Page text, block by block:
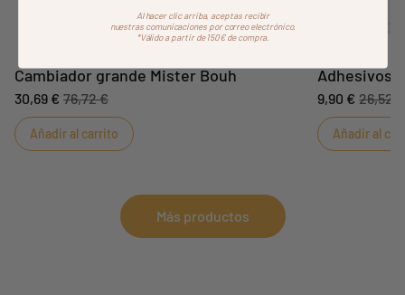
Cambiador grande Mister Bouh
30,69 € 76,72 €
Añadir al carrito
Adhesivos
9,90 € 26,52 €
Añadir al
Más productos
Al hacer clic arriba, aceptas recibir
nuestras comunicaciones por correo electrónico.
*Válido a partir de 150€ de compra.